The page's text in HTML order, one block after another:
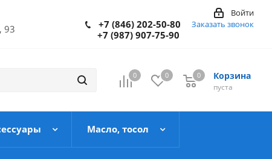
93
Войти
+7 (846) 202-50-80
+7 (987) 907-75-90
Заказать звонок
0 0 Корзина
пуста
0
Масло, тосол